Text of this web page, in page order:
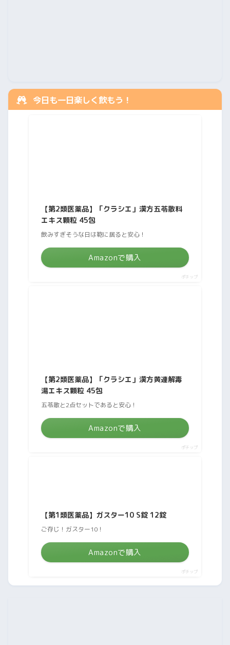
今日も一日楽しく飲もう！
【第2類医薬品】「クラシエ」漢方五苓散料
エキス顆粒 45包
飲みすぎそうな日は鞄に居ると安心！
Amazonで購入
ポチップ
【第2類医薬品】「クラシエ」漢方黄連解毒
湯エキス顆粒 45包
五苓散と2点セットであると安心！
Amazonで購入
ポチップ
【第1類医薬品】ガスター10 S錠 12錠
ご存じ！ガスター10！
Amazonで購入
ポチップ